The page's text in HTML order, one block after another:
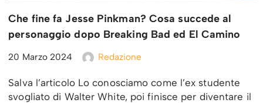
Che fine fa Jesse Pinkman? Cosa succede al
personaggio dopo Breaking Bad ed El Camino
20 Marzo 2024 Redazione
Salva l’articolo Lo conosciamo come l’ex studente
svogliato di Walter White, poi finisce per diventare il